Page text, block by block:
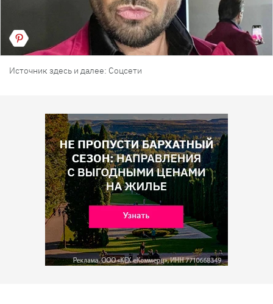
Источник здесь и далее: Соцсети